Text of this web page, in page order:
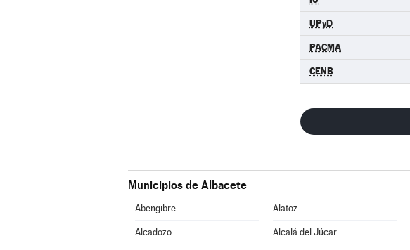
UPyD
PACMA
CENB
Municipios de Albacete
Abengibre Alatoz
Alcadozo Alcalá del Júcar